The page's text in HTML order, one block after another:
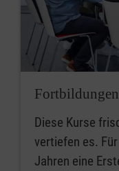
Fortbildungen
Diese Kurse
vertiefen es.
Jahren eine